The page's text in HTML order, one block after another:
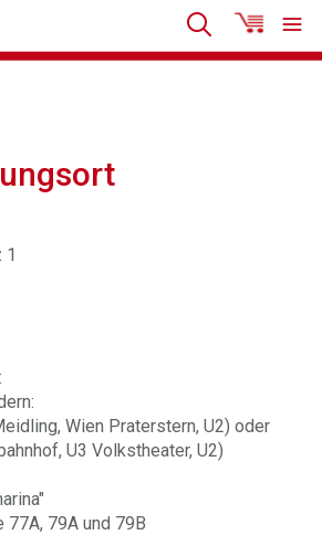
1
Wien Praterstern, U2) oder
U3 Volkstheater, U2)
79A und 79B